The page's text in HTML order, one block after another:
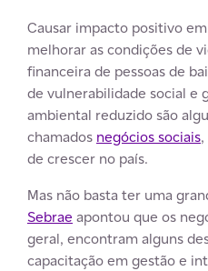
Causar impacto positivo
melhorar as condições de
financeira de pessoas de
de vulnerabilidade social e
ambiental reduzido são
chamados negócios sociais
de crescer no país.
Mas não basta ter uma
Sebrae apontou que os
geral, encontram alguns
capacitação em gestão e